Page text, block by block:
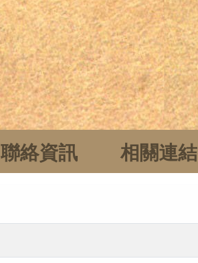
聯絡資訊 相關連結